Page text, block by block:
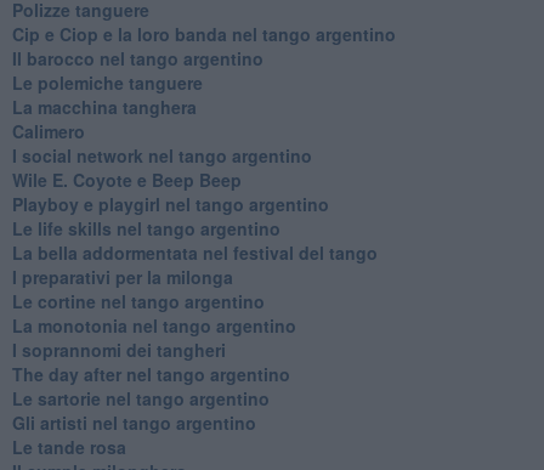
Polizze tanguere
Cip e Ciop e la loro banda nel tango argentino
Il barocco nel tango argentino
Le polemiche tanguere
La macchina tanghera
Calimero
​I social network nel tango argentino
Wile E. Coyote e Beep Beep
Playboy e playgirl nel tango argentino
Le life skills nel tango argentino
La bella addormentata nel festival del tango
I preparativi per la milonga
Le cortine nel tango argentino
La monotonia nel tango argentino
I soprannomi dei tangheri
The day after nel tango argentino
Le sartorie nel tango argentino
Gli artisti nel tango argentino
Le tande rosa